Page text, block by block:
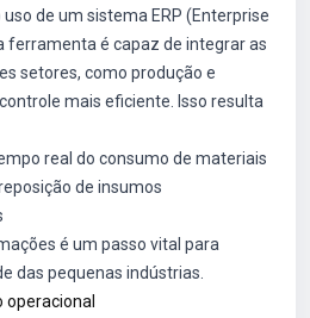
de um sistema ERP (Enterprise
ferramenta é capaz de integrar as
setores, como produção e
mais eficiente. Isso resulta
real do consumo de materiais
de insumos
é um passo vital para
das pequenas indústrias.
operacional